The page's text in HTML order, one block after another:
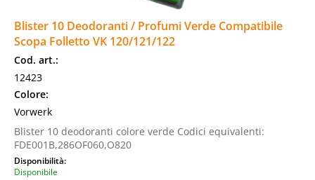
Blister 10 Deodoranti / Profumi Verde Compatibile
Scopa Folletto VK 120/121/122
Cod. art.:
12423
Colore:
Vorwerk
Blister 10 deodoranti colore verde Codici equivalenti:
FDE001B,286OF060,O820
Disponibilità:
Disponibile